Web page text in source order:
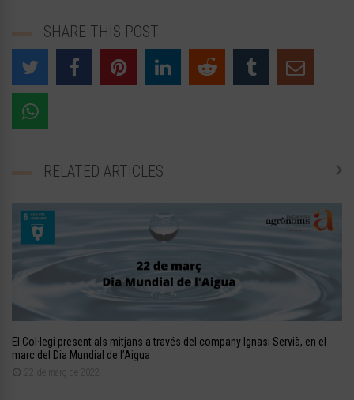
SHARE THIS POST
RELATED ARTICLES
El Col·legi present als mitjans a través del company Ignasi Servià, en el
marc del Dia Mundial de l’Aigua
22 de març de 2022